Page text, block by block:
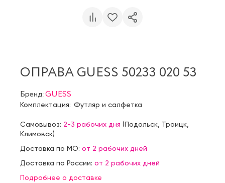
ОПРАВА GUESS 50233 020 53
Бренд:GUESS
Комплектация: Футляр и салфетка
Самовывоз: 2-3 рабочих дня (Подольск Троицк
Климовск)
Доставка по МО: от 2 рабочих дней
Доставка по России: от 2 рабочих дней
Подробнее о доставке